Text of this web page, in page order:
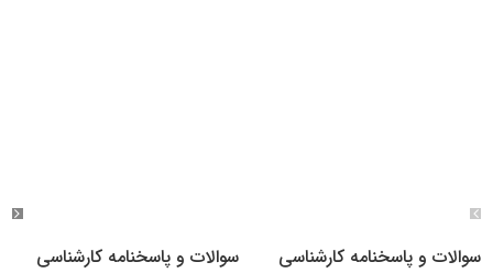
سوالات و پاسخنامه کارشناسی
سوالات و پاسخنامه کارشناسی